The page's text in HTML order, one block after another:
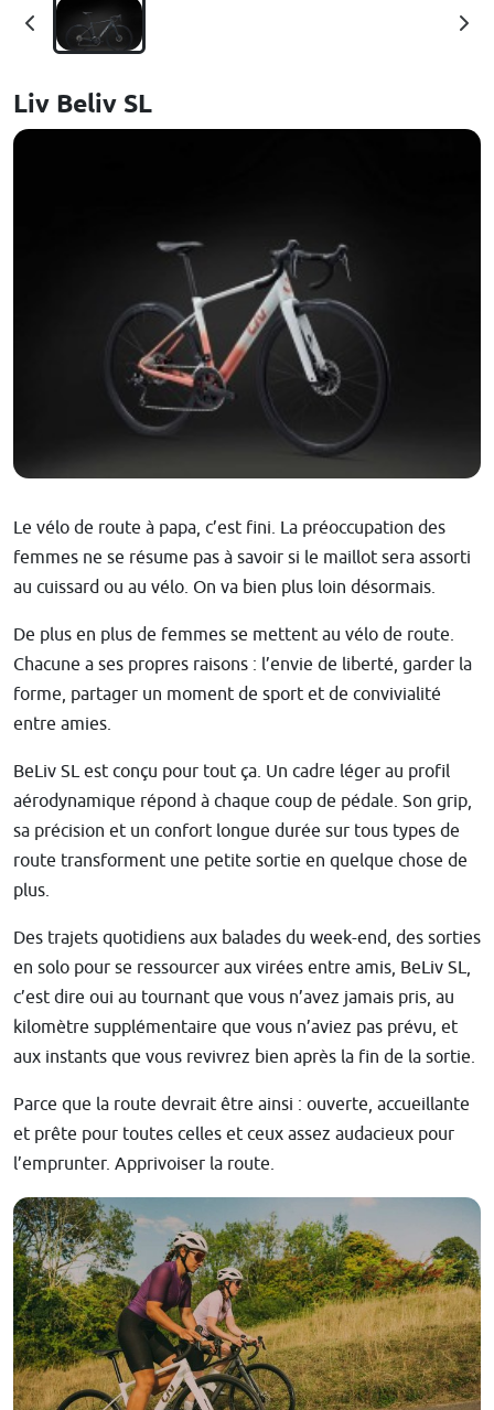
Liv Beliv SL
Le vélo de route à papa, c’est fini. La préoccupation des
femmes ne se résume pas à savoir si le maillot sera assorti
au cuissard ou au vélo. On va bien plus loin désormais.
De plus en plus de femmes se mettent au vélo de route.
Chacune a ses propres raisons : l’envie de liberté, garder la
forme, partager un moment de sport et de convivialité
entre amies.
BeLiv SL est conçu pour tout ça. Un cadre léger au profil
aérodynamique répond à chaque coup de pédale. Son grip,
sa précision et un confort longue durée sur tous types de
route transforment une petite sortie en quelque chose de
plus.
Des trajets quotidiens aux balades du week-end, des sorties
en solo pour se ressourcer aux virées entre amis, BeLiv SL,
c’est dire oui au tournant que vous n’avez jamais pris, au
kilomètre supplémentaire que vous n’aviez pas prévu, et
aux instants que vous revivrez bien après la fin de la sortie.
Parce que la route devrait être ainsi : ouverte, accueillante
et prête pour toutes celles et ceux assez audacieux pour
l’emprunter. Apprivoiser la route.